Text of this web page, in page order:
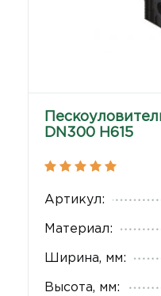
DN300 Н615
Артикул:
Материал:
Ширина, мм:
Высота, мм: